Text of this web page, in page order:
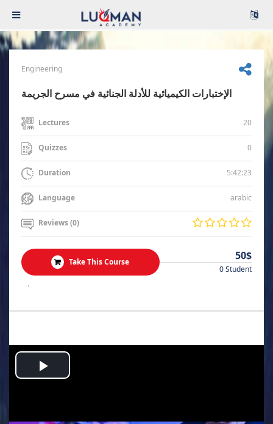
Engineering
الإختبارات الكيميائية للأدلة الجنائية في مسرح الجريمة
Lectures 20
Quizzes 0
Duration 5:42:23
Language arabic
Reviews (0)
Take This Course 50$
0 Student
.
Play